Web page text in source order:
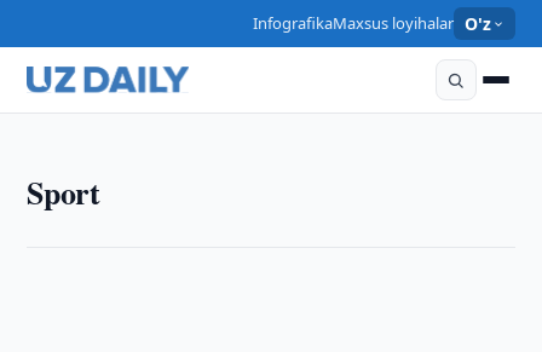
InfografikaMaxsus loyihalar O'z
Sport
Kannavaro 4 mln yevro maosh haqidagi mish-
mishlarni rad etdi